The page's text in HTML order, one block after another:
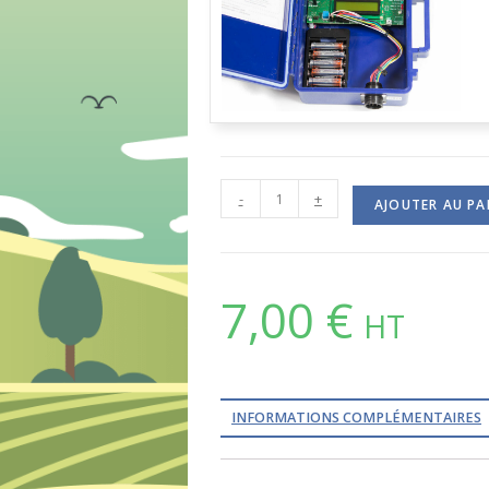
🔍
- + AJOUTER AU
7,00 € HT
INFORMATIONS COMPLÉMENTAIRES